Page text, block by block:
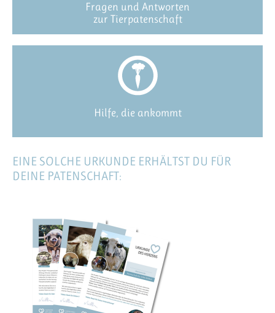
Fragen und Antworten
zur Tierpatenschaft
Hilfe, die ankommt
EINE SOLCHE URKUNDE ERHÄLTST DU FÜR
DEINE PATENSCHAFT: